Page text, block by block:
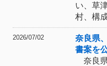
い、草
村、構
2026/07/02
奈良県
書案を
奈良